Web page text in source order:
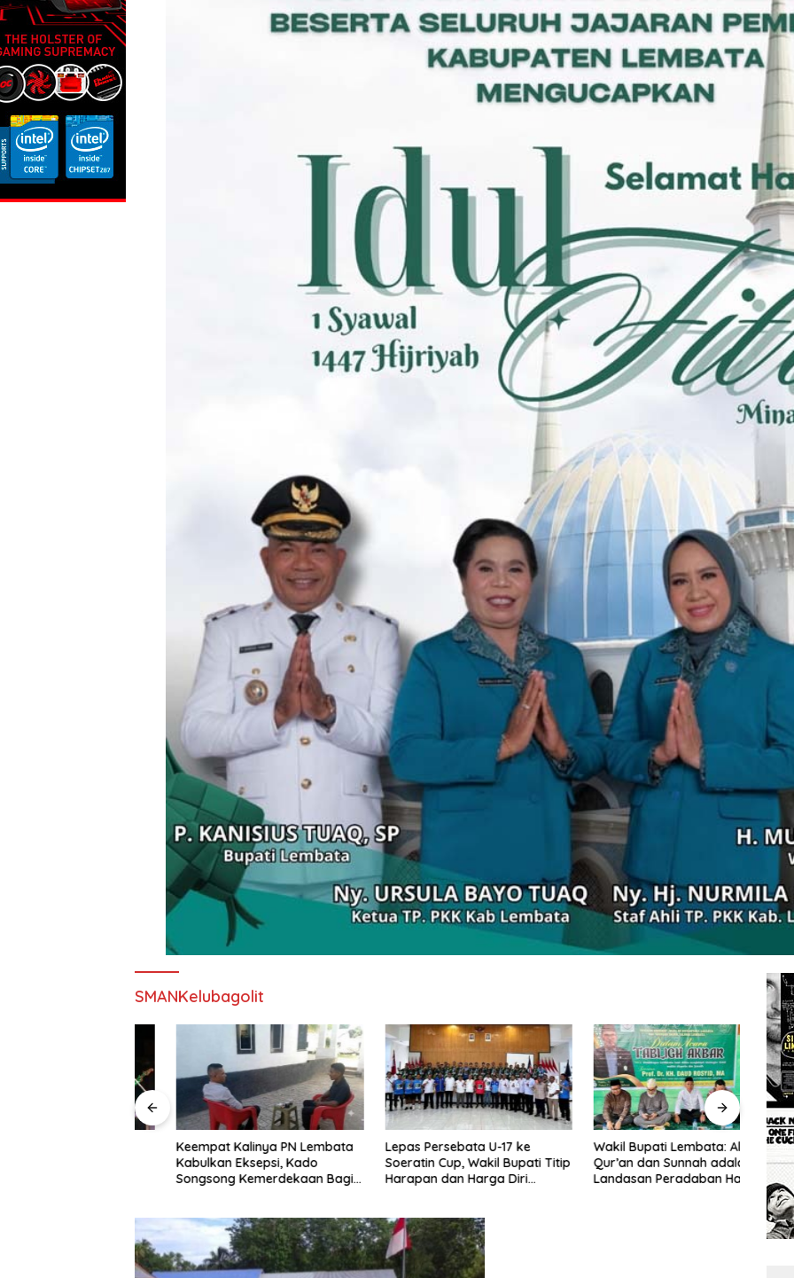
SMANKelubagolit
Keempat Kalinya PN Lembata
Kabulkan Eksepsi, Kado
Songsong Kemerdekaan Bagi
Lepas Persebata U-17 ke
Soeratin Cup, Wakil Bupati Titip
Harapan dan Harga Diri
Wakil Bupati Lembata: Al-
Qur’an dan Sunnah adalah
Landasan Peradaban Hadapi